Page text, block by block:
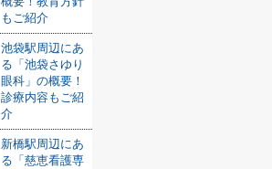
もご紹介
池袋駅周辺にあ
る「池袋さゆり
眼科」の概要！
診療内容もご紹
介
新橋駅周辺にあ
る「慈恵看護専